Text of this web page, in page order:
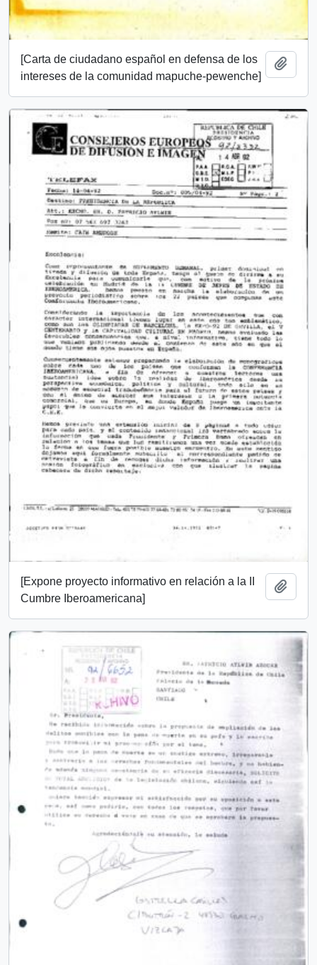
[Carta de ciudadano español en defensa de los
intereses de la comunidad mapuche-pewenche]
[Expone proyecto informativo en relación a la II
Cumbre Iberoamericana]